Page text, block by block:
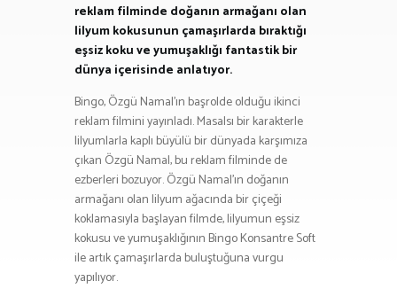
reklam filminde doğanın armağanı olan
lilyum kokusunun çamaşırlarda bıraktığı
eşsiz koku ve yumuşaklığı fantastik bir
dünya içerisinde anlatıyor.
Bingo, Özgü Namal’ın başrolde olduğu ikinci
reklam filmini yayınladı. Masalsı bir karakterle
lilyumlarla kaplı büyülü bir dünyada karşımıza
çıkan Özgü Namal, bu reklam filminde de
ezberleri bozuyor. Özgü Namal’ın doğanın
armağanı olan lilyum ağacında bir çiçeği
koklamasıyla başlayan filmde, lilyumun eşsiz
kokusu ve yumuşaklığının Bingo Konsantre Soft
ile artık çamaşırlarda buluştuğuna vurgu
yapılıyor.